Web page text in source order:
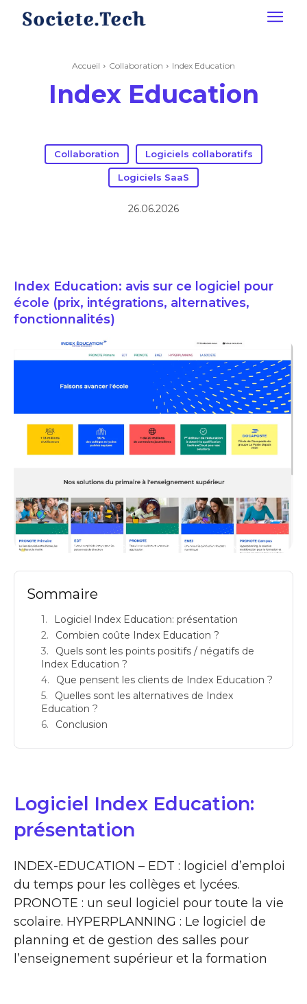
Accueil Collaboration Index Education
Index Education
Collaboration Logiciels collaboratifs
Logiciels SaaS
26.06.2026
Index Education: avis sur ce logiciel pour
école (prix, intégrations, alternatives,
fonctionnalités)
index education avis logiciels pour ecole prix
Sommaire
Logiciel Index Education: présentation
Combien coûte Index Education ?
Quels sont les points positifs / négatifs de
Index Education ?
Que pensent les clients de Index Education ?
Quelles sont les alternatives de Index
Education ?
Conclusion
Logiciel Index Education:
présentation
INDEX-EDUCATION – EDT : logiciel d’emploi
du temps pour les collèges et lycées.
PRONOTE : un seul logiciel pour toute la vie
scolaire. HYPERPLANNING : Le logiciel de
planning et de gestion des salles pour
l’enseignement supérieur et la formation